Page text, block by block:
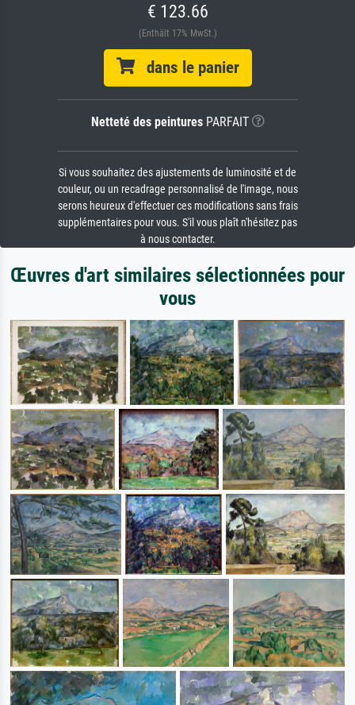
€ 123.66
(Enthält 17% MwSt.)
dans le panier
Netteté des peinturesPARFAIT
Si vous souhaitez des ajustements de luminosité et de
couleur, ou un recadrage personnalisé de l'image, nous
serons heureux d'effectuer ces modifications sans frais
supplémentaires pour vous. S'il vous plaît n'hésitez pas
à nous contacter.
Œuvres d'art similaires sélectionnées pour
vous